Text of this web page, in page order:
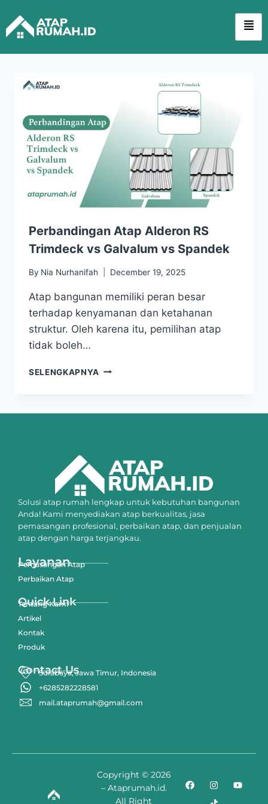
Perbandingan Atap Alderon RS
Trimdeck vs Galvalum vs Spandek
By Nia Nurhanifah December 19, 2025
Atap bangunan memiliki peran besar
terhadap kenyamanan dan ketahanan
struktur. Oleh karena itu, pemilihan atap
tidak boleh…
SELENGKAPNYA
Solusi atap rumah lengkap untuk kebutuhan bangunan
Anda! Kami menyediakan atap berkualitas, jasa
pemasangan profesional, perbaikan atap, dan penjualan
atap dengan harga terjangkau.
Layanan
Pemasangan Atap
Perbaikan Atap
Quick Link
Tentang Kami
Artikel
Kontak
Produk
Contact Us
Surabaya, Jawa Timur, Indonesia
+6285282228581
mail.ataprumah@gmail.com
Copyright © 2026
– Ataprumah.id.
All Right